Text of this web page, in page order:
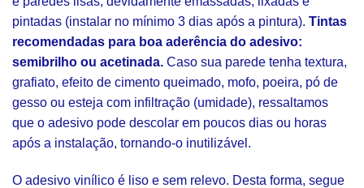
pintadas (instalar no mínimo 3 dias após a pintura). Tintas
recomendadas para boa aderência do adesivo:
semibrilho ou acetinada. Caso sua parede tenha textura,
grafiato, efeito de cimento queimado, mofo, poeira, pó de
gesso ou esteja com infiltração (umidade), ressaltamos
que o adesivo pode descolar em poucos dias ou horas
após a instalação, tornando-o inutilizável.
O adesivo vinílico é liso e sem relevo. Desta forma, segue